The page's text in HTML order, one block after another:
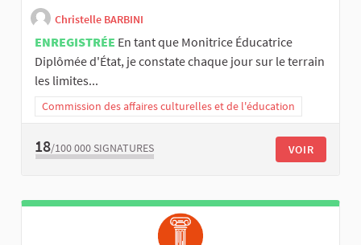
Christelle BARBINI
ENREGISTRÉE En tant que Monitrice Éducatrice
Diplômée d'État, je constate chaque jour sur le terrain
les limites...
Commission des affaires culturelles et de l'éducation
18/100 000 SIGNATURES VOIR